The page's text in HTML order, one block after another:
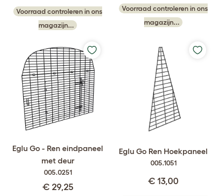
Voorraad controleren in ons
magazijn...
Voorraad controleren in ons
magazijn...
Eglu Go - Ren eindpaneel
met deur
005.0251
€ 29,25
Eglu Go Ren Hoekpaneel
005.1051
€ 13,00